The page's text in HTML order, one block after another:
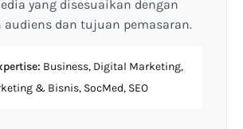
yang disesuaikan dengan
audiens dan tujuan pemasaran.
Business, Digital Marketing,
& Bisnis, SocMed, SEO